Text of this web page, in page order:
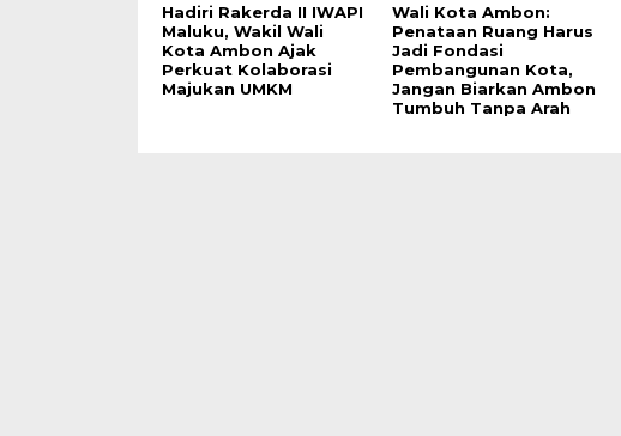
Hadiri Rakerda II IWAPI
Maluku, Wakil Wali
Kota Ambon Ajak
Perkuat Kolaborasi
Majukan UMKM
Wali Kota Ambon:
Penataan Ruang Harus
Jadi Fondasi
Pembangunan Kota,
Jangan Biarkan Ambon
Tumbuh Tanpa Arah